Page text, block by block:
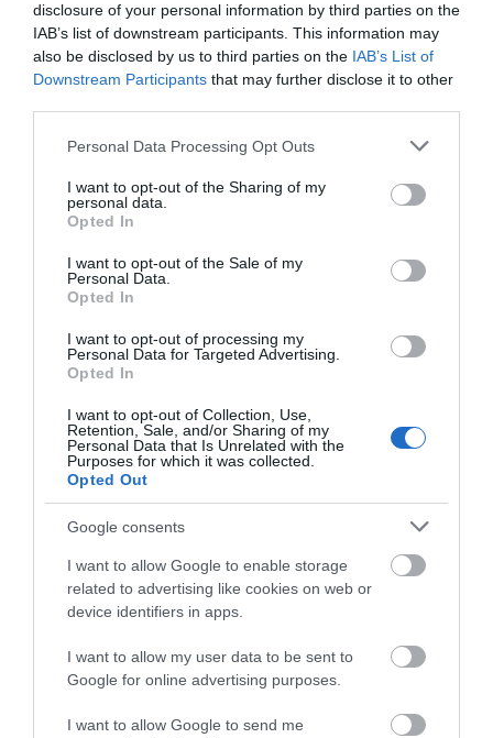
disclosure of your personal information by third parties on the
IAB’s list of downstream participants. This information may
also be disclosed by us to third parties on the IAB’s List of
Downstream Participants that may further disclose it to other
Please note that this website/app uses one or more Google
not limited to your visit or usage behaviour. You may click to
grant or deny consent to Google and its third-party tags to
use your data for below specified purposes in below Google
consent section.
Personal Data Processing Opt Outs
I want to opt-out of the Sharing of my
personal data.
Opted In
I want to opt-out of the Sale of my
Personal Data.
Opted In
I want to opt-out of processing my
Personal Data for Targeted Advertising.
Opted In
I want to opt-out of Collection, Use,
Retention, Sale, and/or Sharing of my
Personal Data that Is Unrelated with the
Purposes for which it was collected.
Opted Out
Google consents
I want to allow Google to enable storage
related to advertising like cookies on web or
device identifiers in apps.
I want to allow my user data to be sent to
Google for online advertising purposes.
I want to allow Google to send me
Προτεινόμενα άρθρα
Από τον 19ο αιώνα μέχρι και την δεκαετία του 1970
Η Άνδρος συνεχίζει να μπαρκάρει…
ΤΟ ΜΕΓΑΛΥΤΕΡΟ ΠΑΝΗΓΥΡΙ ΤΗΣ ΑΝΔΡΟΥ: Του
Σωτήρος στην Άρνη!…
ΟΡΜΟΣ ΚΟΡΘΙΟΥ: Όταν η φωτογραφία γίνεται μνήμη
ΦΕΣΤΙΒΑΛ ΑΝΔΡΟΥ: Ένα βαθυστόχαστο έργο του
Πρόσφατα Άρθρα